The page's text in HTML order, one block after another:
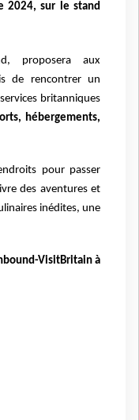
2024, sur le stand
proposera aux
de rencontrer un
britanniques
hébergements,
pour passer
des aventures et
inédites, une
VisitBritain à